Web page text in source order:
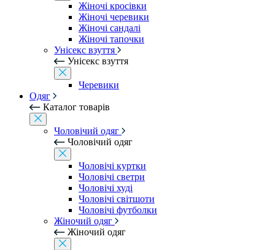
Жіночі кросівки
Жіночі черевики
Жіночі сандалі
Жіночі тапочки
Унісекс взуття
Унісекс взуття
Черевики
Одяг
Каталог товарів
Чоловічий одяг
Чоловічий одяг
Чоловічі куртки
Чоловічі светри
Чоловічі худі
Чоловічі світшоти
Чоловічі футболки
Жіночий одяг
Жіночий одяг